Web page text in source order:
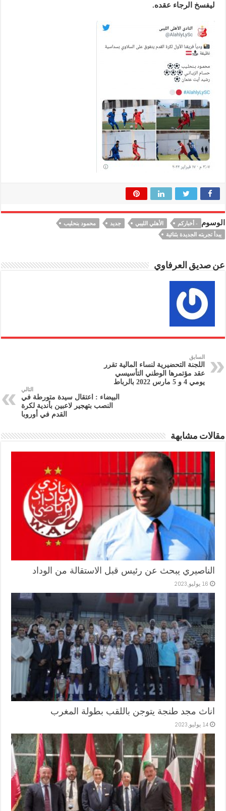
ليفسخ الرجاء عقده.
الوسوم - أخباركم الأهلي الليبي جديد
محمود بنحليب
يبدأ تجربته الجديدة بثنائية
عن صديق العرفاوي
السابق
اللجنة التحضيرية لنساء المالية تقرر
عقد مؤتمرها الوطني التأسيسي
يومي 4 و 5 مارس 2022 بالرباط
التالي
البيضاء : اعتقال سيدة متورطة في
النصب بتهجير لاعبين بأندية لكرة
القدم في أوروبا
مقالات مشابهة
الناصيري يبحث عن رئيس قبل الاستقالة من الوداد
16 يوليو,2023
اناث مجد طنجة يتوجن باللقب بطولة المغرب
14 يوليو,2023